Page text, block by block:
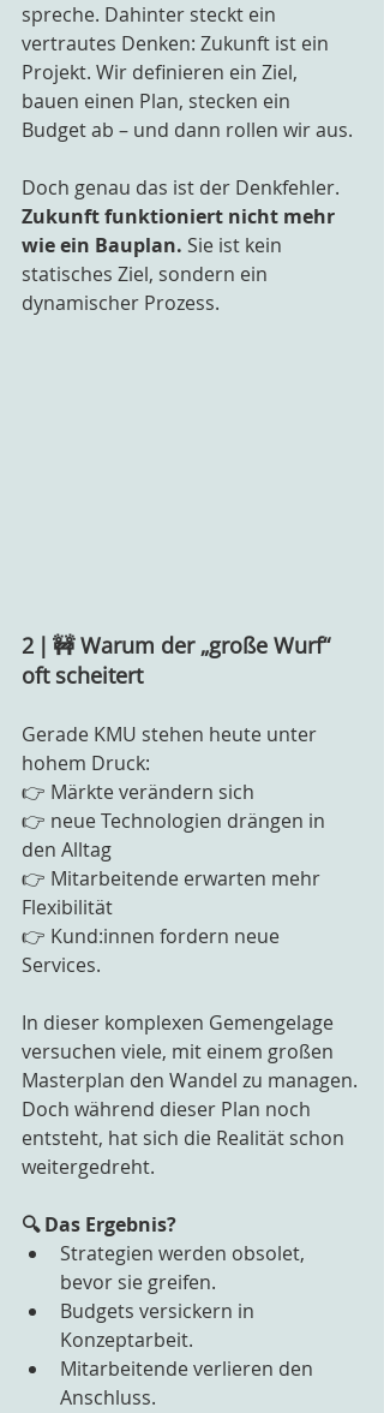
spreche. Dahinter steckt ein
vertrautes Denken: Zukunft ist ein
Projekt. Wir definieren ein Ziel,
bauen einen Plan, stecken ein
Budget ab – und dann rollen wir aus.
Doch genau das ist der Denkfehler.
Zukunft funktioniert nicht mehr
wie ein Bauplan. Sie ist kein
statisches Ziel, sondern ein
dynamischer Prozess.
2 | 🚧 Warum der „große Wurf“
oft scheitert
Gerade KMU stehen heute unter
hohem Druck:
👉 Märkte verändern sich
👉 neue Technologien drängen in
den Alltag
👉 Mitarbeitende erwarten mehr
Flexibilität
👉 Kund:innen fordern neue
Services.
In dieser komplexen Gemengelage
versuchen viele, mit einem großen
Masterplan den Wandel zu managen.
Doch während dieser Plan noch
entsteht, hat sich die Realität schon
weitergedreht.
🔍 Das Ergebnis?
Strategien werden obsolet,
bevor sie greifen.
Budgets versickern in
Konzeptarbeit.
Mitarbeitende verlieren den
Anschluss.